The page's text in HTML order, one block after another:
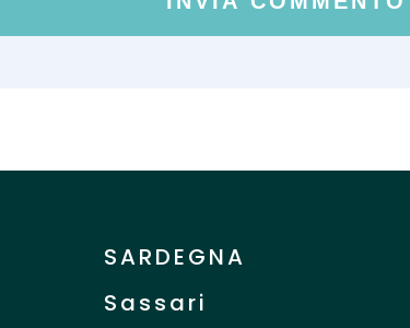
SARDEGNA
Sassari